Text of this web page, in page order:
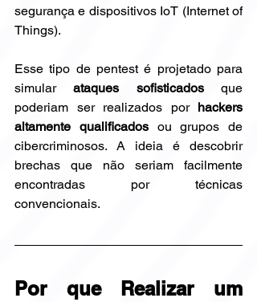
segurança e dispositivos IoT (Internet of
Things).
Esse tipo de pentest é projetado para
simular ataques sofisticados que
poderiam ser realizados por hackers
altamente qualificados ou grupos de
cibercriminosos. A ideia é descobrir
brechas que não seriam facilmente
encontradas por técnicas
convencionais.
Por que Realizar um